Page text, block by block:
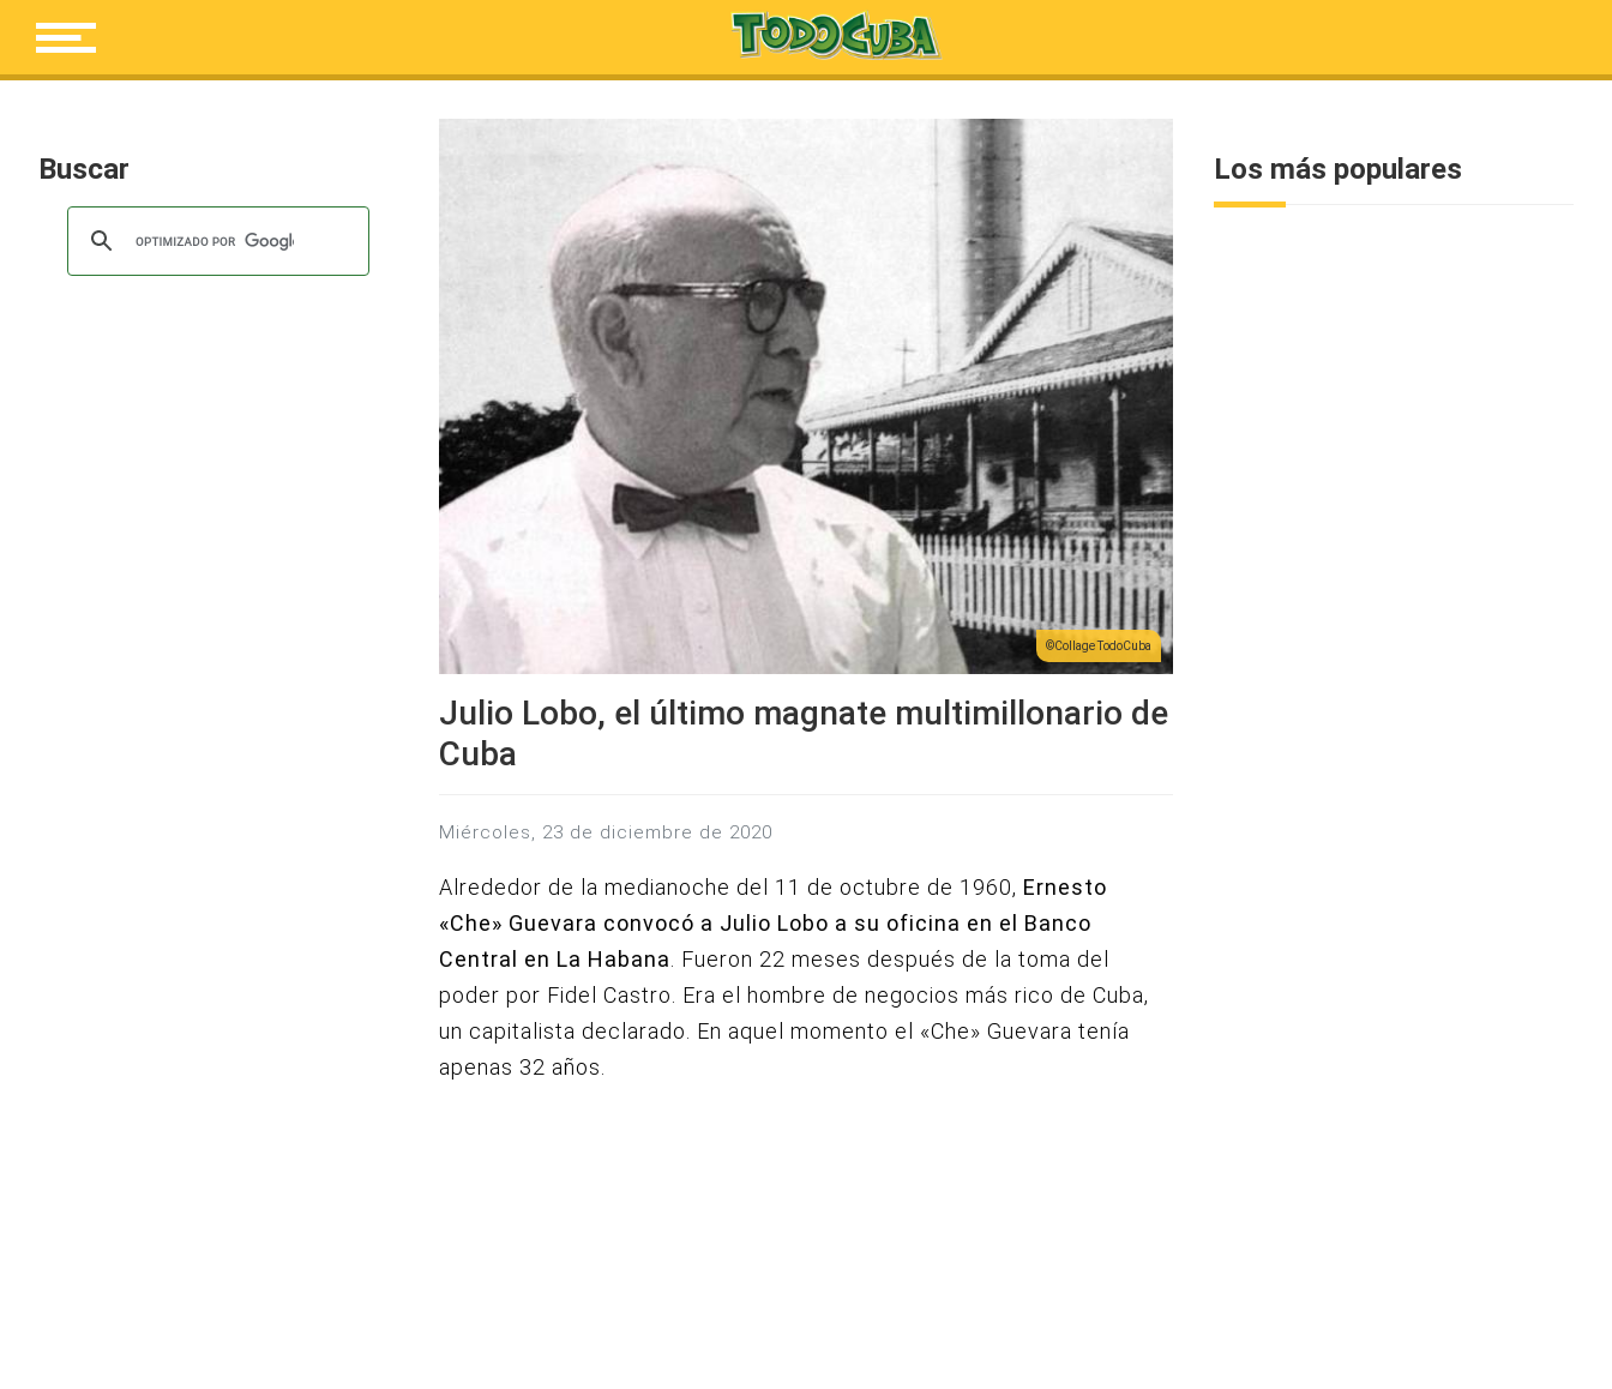
Buscar
Collage TodoCuba
Julio Lobo, el último magnate multimillonario de
Cuba
miércoles, 23 de diciembre de 2020
Alrededor de la medianoche del 11 de octubre de 1960, Ernesto
«Che» Guevara convocó a Julio Lobo a su oficina en el Banco
Central en La Habana . Fueron 22 meses después de la toma del
poder por Fidel Castro. Era el hombre de negocios más rico de Cuba,
un capitalista declarado. En aquel momento el «Che» Guevara tenía
apenas 32 años.
Los más populares